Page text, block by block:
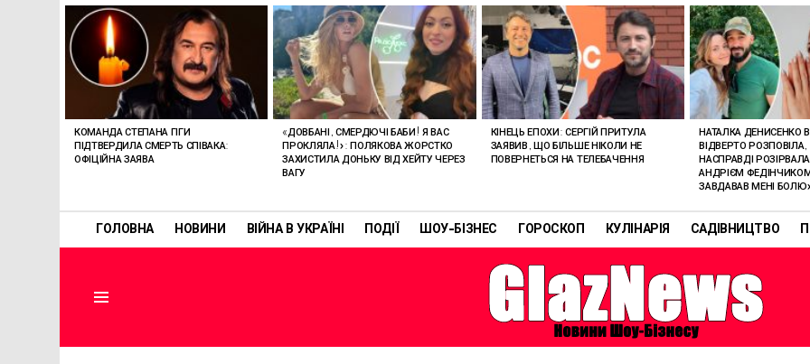
ГОЛОВНА НОВИНИ ВІЙНА В УКРАЇНІ ПОДІЇ ШОУ-БІЗНЕС ГОРОСКОП КУЛІНАРІЯ САДІВНИЦТВО
ОСТАННІ
СТАТТІ
КОМАНДА СТЕПАНА ГІГИ
ПІДТВЕРДИЛА СМЕРТЬ СПІВАКА:
ОФІЦІЙНА ЗАЯВА
«ДОВБАНІ, СМЕРДЮЧІ БАБИ! Я ВАС
ПРОКЛЯЛА!»: ПОЛЯКОВА ЖОРСТКО
ЗАХИСТИЛА ДОНЬКУ ВІД ХЕЙТУ ЧЕРЕЗ
ВАГУ
КІНЕЦЬ ЕПОХИ: СЕРГІЙ ПРИТУЛА
ЗАЯВИВ, ЩО БІЛЬШЕ НІКОЛИ НЕ
ПОВЕРНЕТЬСЯ НА ТЕЛЕБАЧЕННЯ
НАТАЛКА ДЕНИСЕНКО
ВІДВЕРТО
НАСПРАВДІ
АНДРІЄМ
ЗАВДАВАВ МЕНІ